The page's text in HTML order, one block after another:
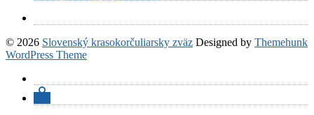
© 2026 Slovenský krasokorčuliarsky zväz Designed by Themehunk
WordPress Theme